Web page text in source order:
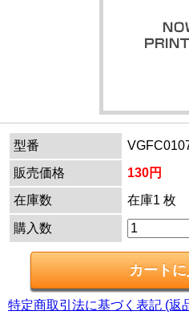
型番
販売価格
130円
在庫数
在庫1 枚
購入数
特定商取引法に基づく表記 (返